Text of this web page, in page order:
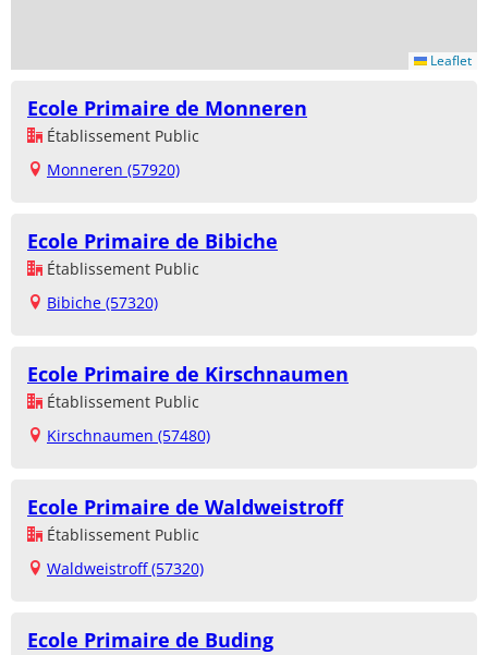
Leaflet
Ecole Primaire de Monneren
Établissement Public
Monneren (57920)
Ecole Primaire de Bibiche
Établissement Public
Bibiche (57320)
Ecole Primaire de Kirschnaumen
Établissement Public
Kirschnaumen (57480)
Ecole Primaire de Waldweistroff
Établissement Public
Waldweistroff (57320)
Ecole Primaire de Buding